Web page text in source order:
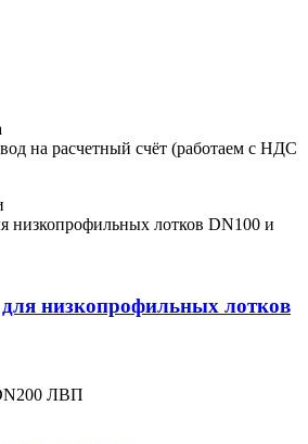
на расчетный счёт (работаем с НДС
низкопрофильных лотков